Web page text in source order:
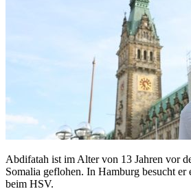
Abdifatah ist im Alter von 13 Jahren vor
Somalia geflohen. In Hamburg besucht er
beim HSV.